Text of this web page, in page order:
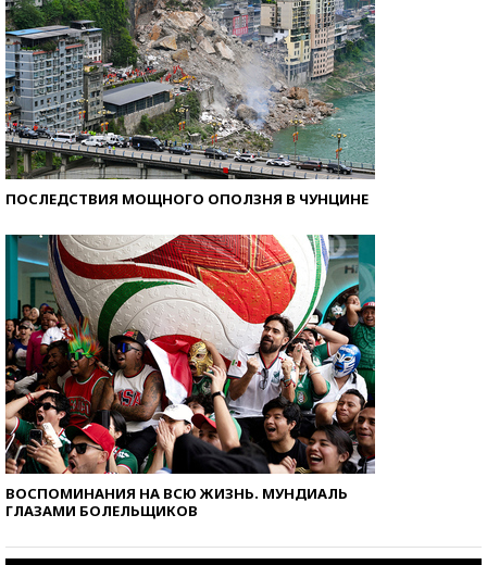
ПОСЛЕДСТВИЯ МОЩНОГО ОПОЛЗНЯ В ЧУНЦИНЕ
ВОСПОМИНАНИЯ НА ВСЮ ЖИЗНЬ. МУНДИАЛЬ
ГЛАЗАМИ БОЛЕЛЬЩИКОВ